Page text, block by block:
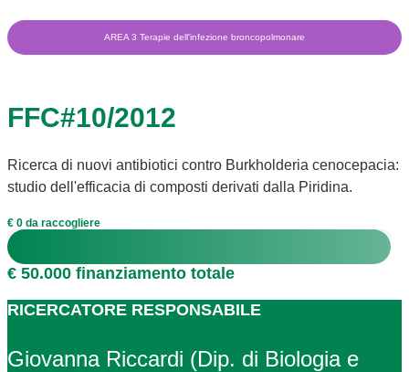
AREA 3 Terapie dell'infezione broncopolmonare
FFC#10/2012
Ricerca di nuovi antibiotici contro Burkholderia cenocepacia:
studio dell'efficacia di composti derivati dalla Piridina.
€ 0 da raccogliere
€ 50.000 finanziamento totale
RICERCATORE RESPONSABILE
Giovanna Riccardi (Dip. di Biologia e